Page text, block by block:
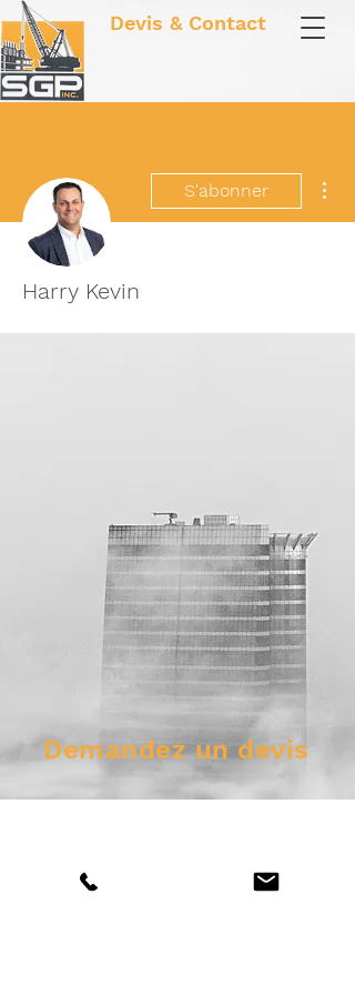
Devis & Contact
S'abonner
Harry Kevin
Demandez un devis